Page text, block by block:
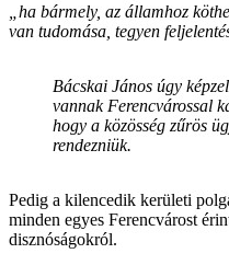
„ha bármely, az államhoz
van tudomása, tegyen
Bácskai János úgy
vannak Ferencvárossal
hogy a közösség zűrös
rendezniük.
Pedig a kilencedik kerületi
minden egyes Ferencvárost
disznóságokról.